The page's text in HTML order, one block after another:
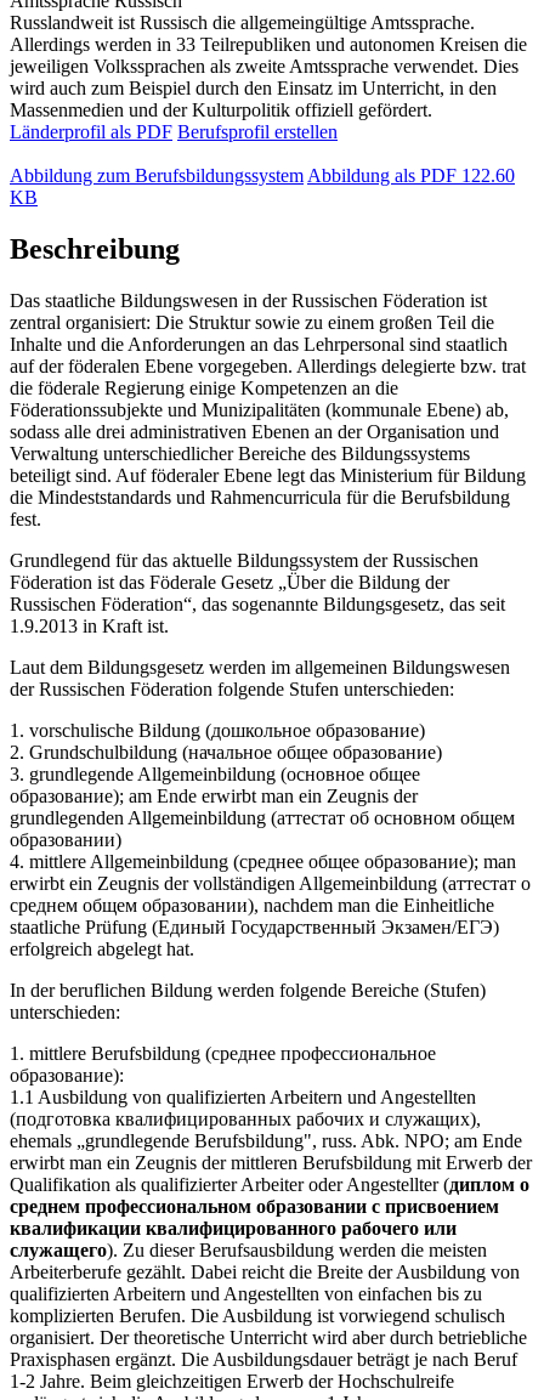
Russlandweit ist Russisch die allgemeingültige Amtssprache.
Allerdings werden in 33 Teilrepubliken und autonomen Kreisen die
jeweiligen Volkssprachen als zweite Amtssprache verwendet. Dies
wird auch zum Beispiel durch den Einsatz im Unterricht, in den
Massenmedien und der Kulturpolitik offiziell gefördert.
Länderprofil als PDF Berufsprofil erstellen
Abbildung zum Berufsbildungssystem Abbildung als PDF 122.60
KB
Beschreibung
Das staatliche Bildungswesen in der Russischen Föderation ist
zentral organisiert: Die Struktur sowie zu einem großen Teil die
Inhalte und die Anforderungen an das Lehrpersonal sind staatlich
auf der föderalen Ebene vorgegeben. Allerdings delegierte bzw. trat
die föderale Regierung einige Kompetenzen an die
Föderationssubjekte und Munizipalitäten (kommunale Ebene) ab,
sodass alle drei administrativen Ebenen an der Organisation und
Verwaltung unterschiedlicher Bereiche des Bildungssystems
beteiligt sind. Auf föderaler Ebene legt das Ministerium für Bildung
die Mindeststandards und Rahmencurricula für die Berufsbildung
fest.
Grundlegend für das aktuelle Bildungssystem der Russischen
Föderation ist das Föderale Gesetz „Über die Bildung der
Russischen Föderation“, das sogenannte Bildungsgesetz, das seit
1.9.2013 in Kraft ist.
Laut dem Bildungsgesetz werden im allgemeinen Bildungswesen
der Russischen Föderation folgende Stufen unterschieden:
1. vorschulische Bildung (дошкольное образование)
2. Grundschulbildung (начальное общее образование)
3. grundlegende Allgemeinbildung (основное общее
образование); am Ende erwirbt man ein Zeugnis der
grundlegenden Allgemeinbildung (аттестат об основном общем
образовании)
4. mittlere Allgemeinbildung (среднее общее образование); man
erwirbt ein Zeugnis der vollständigen Allgemeinbildung (аттестат о
среднем общем образовании), nachdem man die Einheitliche
staatliche Prüfung (Единый Государственный Экзамен/ЕГЭ)
erfolgreich abgelegt hat.
In der beruflichen Bildung werden folgende Bereiche (Stufen)
unterschieden:
1. mittlere Berufsbildung (среднее профессиональное
образование):
1.1 Ausbildung von qualifizierten Arbeitern und Angestellten
(подготовка квалифицированных рабочих и служащих),
ehemals „grundlegende Berufsbildung", russ. Abk. NPO; am Ende
erwirbt man ein Zeugnis der mittleren Berufsbildung mit Erwerb der
Qualifikation als qualifizierter Arbeiter oder Angestellter (диплом о
среднем профессиональном образовании с присвоением
квалификации квалифицированного рабочего или
служащего). Zu dieser Berufsausbildung werden die meisten
Arbeiterberufe gezählt. Dabei reicht die Breite der Ausbildung von
qualifizierten Arbeitern und Angestellten von einfachen bis zu
komplizierten Berufen. Die Ausbildung ist vorwiegend schulisch
organisiert. Der theoretische Unterricht wird aber durch betriebliche
Praxisphasen ergänzt. Die Ausbildungsdauer beträgt je nach Beruf
1-2 Jahre. Beim gleichzeitigen Erwerb der Hochschulreife